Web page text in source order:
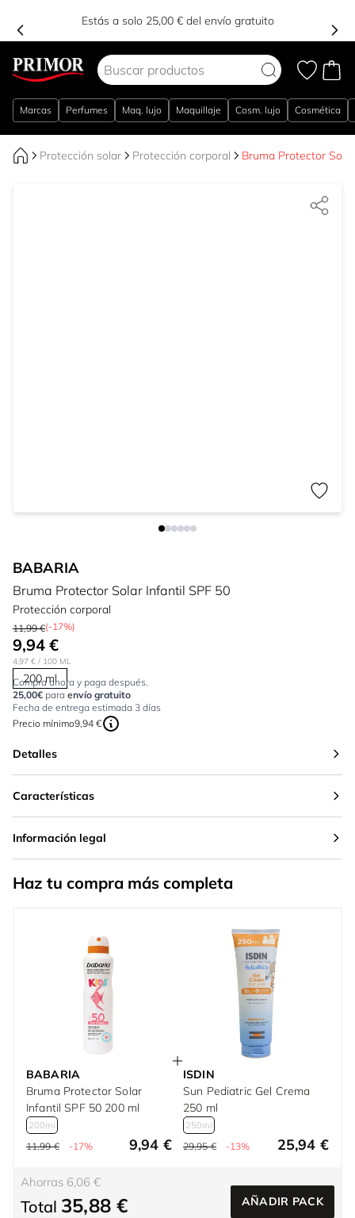
Estás a solo 25,00 € del envío gratuito
Marcas Perfumes Maq. lujo Maquillaje Cosm. lujo Cosmética
Protección solar Protección corporal Bruma Protector
BABARIA
Bruma Protector Solar Infantil SPF 50
Protección corporal
11,99 €(-17%)
9,94 €
4,97 € / 100 ML
200 ml
Compra ahora y paga después.
25,00€ para envío gratuito
Fecha de entrega estimada 3 días
Precio mínimo9,94 €
Detalles
Características
Información legal
Haz tu compra más completa
BABARIA
Bruma Protector Solar
Infantil SPF 50 200 ml
200ml
11,99 € -17% 9,94 €
ISDIN
Sun Pediatric Gel Crema
250 ml
250ml
29,95 € -13% 25,94 €
Ahorras 6,06 €
Total 35,88 € AÑADIR PACK